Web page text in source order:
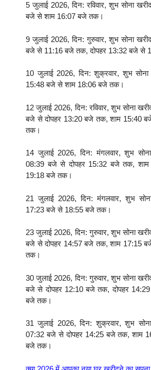
5 जुलाई 2026, दिन: रविवार, शुभ सोना
बजे से शाम 16:07 बजे तक।
9 जुलाई 2026, दिन: गुरुवार, शुभ सोना
बजे से 11:16 बजे तक, दोपहर 13:32 बजे से
10 जुलाई 2026, दिन: शुक्रवार, शुभ सोना
15:48 बजे से शाम 18:06 बजे तक।
12 जुलाई 2026, दिन: रविवार, शुभ सोना
बजे से दोपहर 13:20 बजे तक, शाम 15:40
तक।
14 जुलाई 2026, दिन: मंगलवार, शुभ
08:39 बजे से दोपहर 15:32 बजे तक,
19:18 बजे तक।
21 जुलाई 2026, दिन: मंगलवार, शुभ
17:23 बजे से 18:55 बजे तक।
23 जुलाई 2026, दिन: गुरुवार, शुभ सोना
बजे से दोपहर 14:57 बजे तक, शाम 17:15
तक।
30 जुलाई 2026, दिन: गुरुवार, शुभ सोना
बजे से दोपहर 12:10 बजे तक, दोपहर
बजे तक।
31 जुलाई 2026, दिन: शुक्रवार, शुभ
07:32 बजे से दोपहर 14:25 बजे तक, शाम
बजे तक।